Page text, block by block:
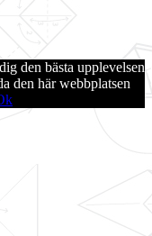
den bästa upplevelsen
den här webbplatsen